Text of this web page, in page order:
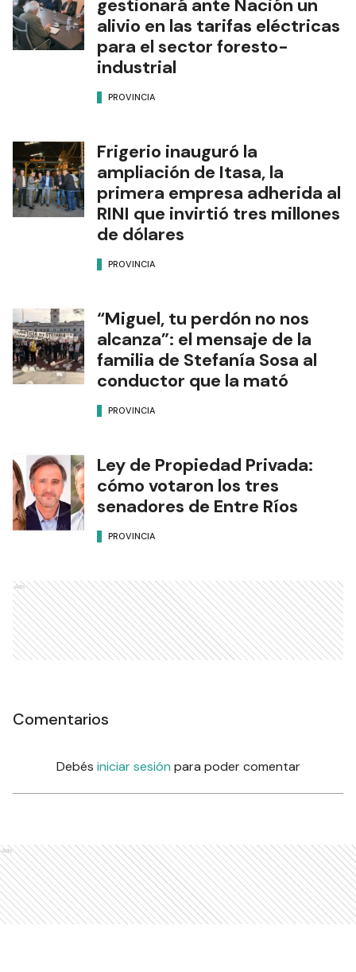
gestionará ante Nación un
alivio en las tarifas eléctricas
para el sector foresto-
industrial
PROVINCIA
Frigerio inauguró la
ampliación de Itasa, la
primera empresa adherida al
RINI que invirtió tres millones
de dólares
PROVINCIA
“Miguel, tu perdón no nos
alcanza”: el mensaje de la
familia de Stefanía Sosa al
conductor que la mató
PROVINCIA
Ley de Propiedad Privada:
cómo votaron los tres
senadores de Entre Ríos
PROVINCIA
Ads
Comentarios
Debés iniciar sesión para poder comentar
Ads